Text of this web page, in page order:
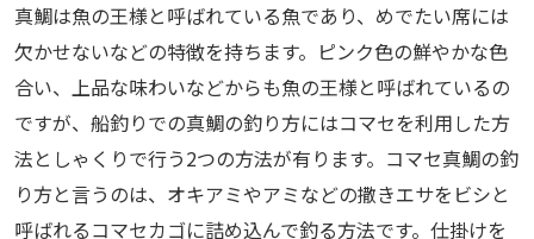
真鯛は魚の王様と呼ばれている魚であり、めでたい席には
欠かせないなどの特徴を持ちます。ピンク色の鮮やかな色
合い、上品な味わいなどからも魚の王様と呼ばれているの
ですが、船釣りでの真鯛の釣り方にはコマセを利用した方
法としゃくりで行う2つの方法が有ります。コマセ真鯛の釣
り方と言うのは、オキアミやアミなどの撒きエサをビシと
呼ばれるコマセカゴに詰め込んで釣る方法です。仕掛けを